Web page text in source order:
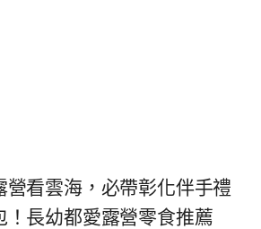
營看雲海，必帶彰化伴手禮
！長幼都愛露營零食推薦